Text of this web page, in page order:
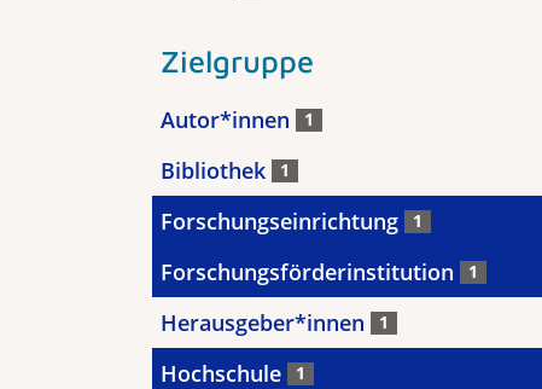
Zielgruppe
Autor*innen 1
Bibliothek 1
Forschungseinrichtung 1
Forschungsförderinstitution 1
Herausgeber*innen 1
Hochschule 1